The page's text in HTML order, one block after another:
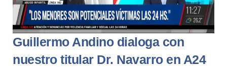
Guillermo Andino dialoga con
nuestro titular Dr. Navarro en A24